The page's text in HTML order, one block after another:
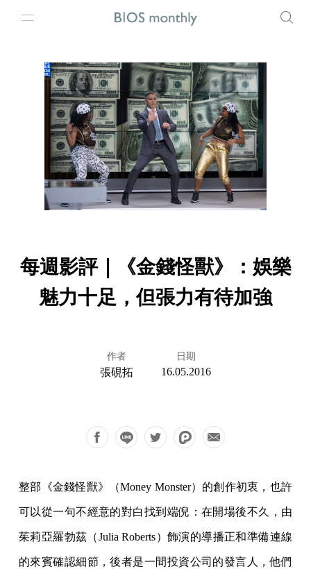
每週影評｜《金錢怪獸》：娛樂
魅力十足，但張力有待加強
作者
張硯拓
日期
16.05.2016
整部《金錢怪獸》（Money Monster）的創作初衷，也許
可以從一句不經意的對白找到端倪：在開場後不久，由
茱莉亞羅勃茲（Julia Roberts）飾演的導播正和準備連線
的來賓確認細節，後者是一間投資公司的發言人，他們